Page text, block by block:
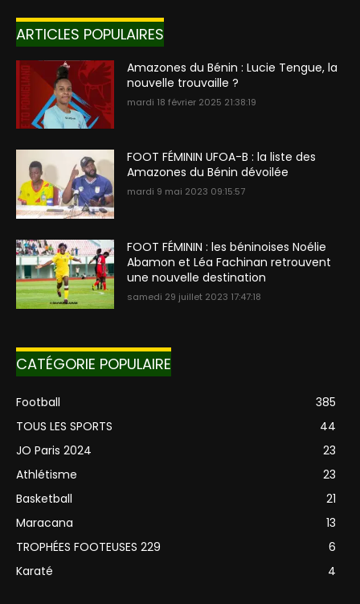
ARTICLES POPULAIRES
Amazones du Bénin : Lucie Tengue, la
nouvelle trouvaille ?
mardi 18 février 2025 21:38:19
FOOT FÉMININ UFOA-B : la liste des
Amazones du Bénin dévoilée
mardi 9 mai 2023 09:15:57
FOOT FÉMININ : les béninoises Noélie
Abamon et Léa Fachinan retrouvent
une nouvelle destination
samedi 29 juillet 2023 17:47:18
CATÉGORIE POPULAIRE
Football
385
TOUS LES SPORTS
44
JO Paris 2024
23
Athlétisme
23
Basketball
21
Maracana
13
TROPHÉES FOOTEUSES 229
6
Karaté
4